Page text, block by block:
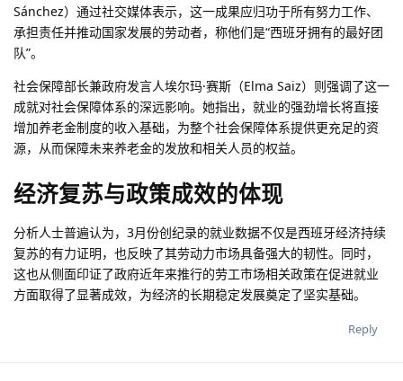
Sánchez）通过社交媒体表示，这一成果应归功于所有努力工作、
承担责任并推动国家发展的劳动者，称他们是“西班牙拥有的最好团
队”。
社会保障部长兼政府发言人埃尔玛·赛斯（Elma Saiz）则强调了这一
成就对社会保障体系的深远影响。她指出，就业的强劲增长将直接
增加养老金制度的收入基础，为整个社会保障体系提供更充足的资
源，从而保障未来养老金的发放和相关人员的权益。
经济复苏与政策成效的体现
分析人士普遍认为，3月份创纪录的就业数据不仅是西班牙经济持续
复苏的有力证明，也反映了其劳动力市场具备强大的韧性。同时，
这也从侧面印证了政府近年来推行的劳工市场相关政策在促进就业
方面取得了显著成效，为经济的长期稳定发展奠定了坚实基础。
Reply